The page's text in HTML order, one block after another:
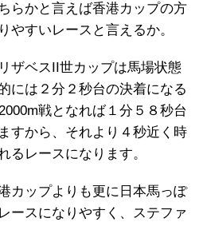
らかと言えば香港カップの方
やすいレースと言えるか。
ザベスII世カップは馬場状態
には２分２秒台の決着になる
戦となれば１分５８秒台
すから、それより４秒近く時
るレースになります。
カップよりも更に日本馬っぽ
ースになりやすく、ステファ